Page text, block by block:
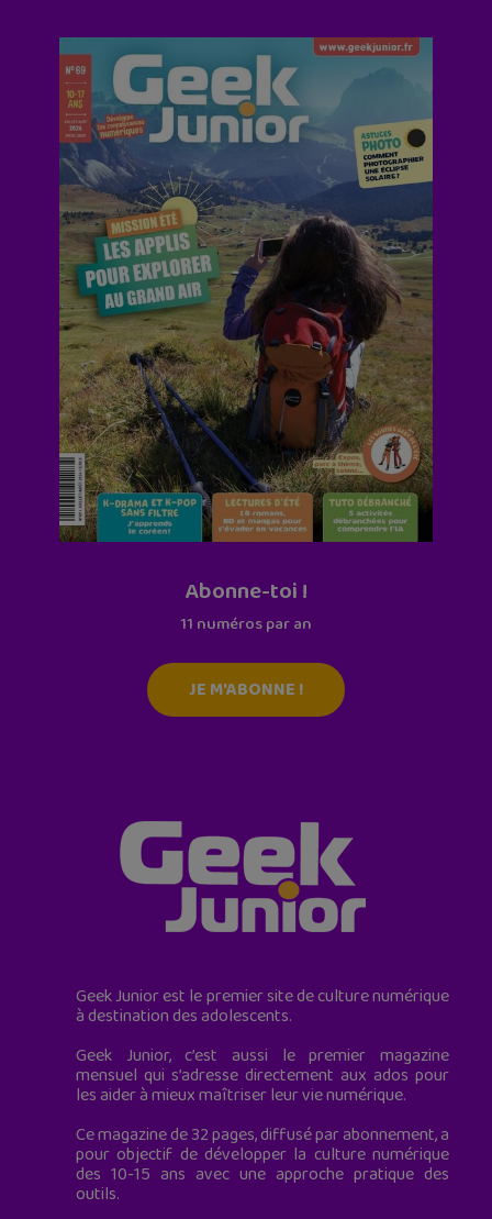
Abonne-toi !
11 numéros par an
JE M'ABONNE !
Geek Junior est le premier site de culture numérique
à destination des adolescents.
Geek Junior, c’est aussi le premier magazine
mensuel qui s’adresse directement aux ados pour
les aider à mieux maîtriser leur vie numérique.
Ce magazine de 32 pages, diffusé par abonnement, a
pour objectif de développer la culture numérique
des 10-15 ans avec une approche pratique des
outils.